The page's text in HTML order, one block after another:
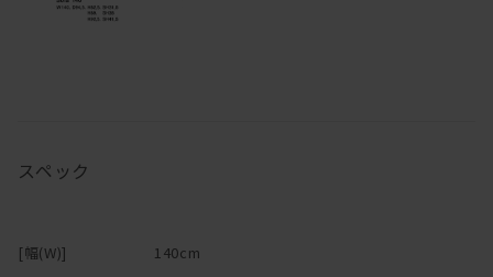
スペック
[幅(W)]
140cm